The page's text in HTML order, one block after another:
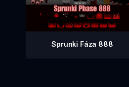
Sprunki Fáza 888